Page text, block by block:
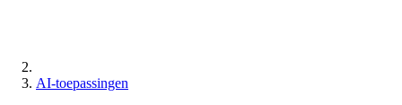
AI-toepassingen